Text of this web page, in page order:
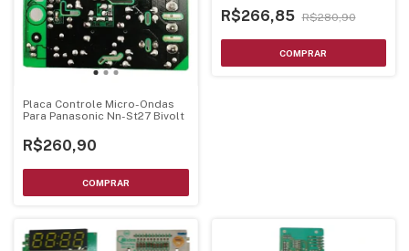
Placa Controle Micro-Ondas
Para Panasonic Nn-St27 Bivolt
R$260,90
R$266,85 R$280,90